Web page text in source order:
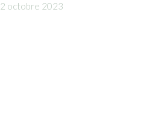
2 octobre 2023